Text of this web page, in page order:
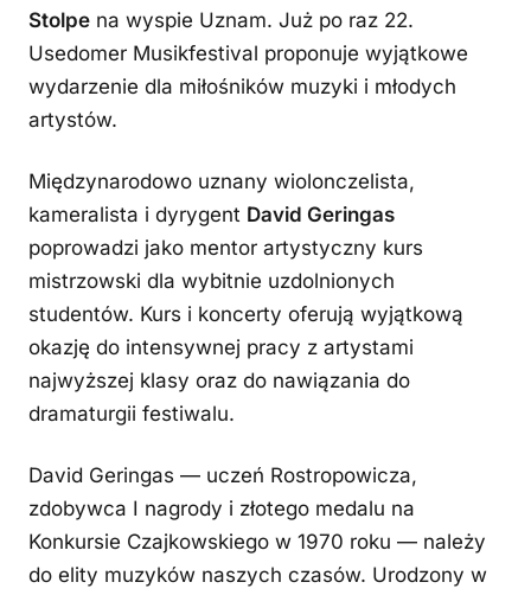
Stolpe na wyspie Uznam. Już po raz 22.
Usedomer Musikfestival proponuje wyjątkowe
wydarzenie dla miłośników muzyki i młodych
artystów.
Międzynarodowo uznany wiolonczelista,
kameralista i dyrygent David Geringas
poprowadzi jako mentor artystyczny kurs
mistrzowski dla wybitnie uzdolnionych
studentów. Kurs i koncerty oferują wyjątkową
okazję do intensywnej pracy z artystami
najwyższej klasy oraz do nawiązania do
dramaturgii festiwalu.
David Geringas — uczeń Rostropowicza,
zdobywca I nagrody i złotego medalu na
Konkursie Czajkowskiego w 1970 roku — należy
do elity muzyków naszych czasów. Urodzony w